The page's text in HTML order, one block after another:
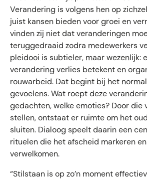
Verandering is volgens hen op
juist kansen bieden voor groei en
vinden zij niet dat veranderingen
teruggedraaid zodra medewerkers
pleidooi is subtieler, maar wezenlijk:
verandering verlies betekent en
rouwarbeid. Dat begint bij het
gevoelens. Wat roept deze
gedachten, welke emoties? Door
stellen, ontstaat er ruimte om het
sluiten. Dialoog speelt daarin een
rituelen die het afscheid markeren
verwelkomen.
“Stilstaan is op zo’n moment